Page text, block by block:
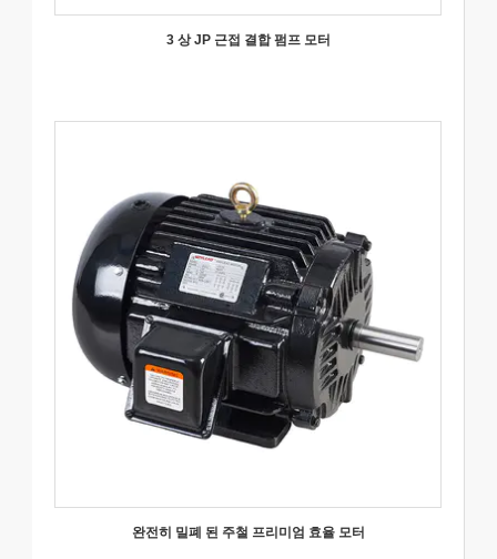
3 상 JP 근접 결합 펌프 모터
완전히 밀폐 된 주철 프리미엄 효율 모터